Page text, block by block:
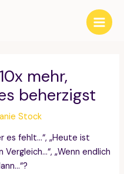
Main
mehr,
beherzigst
Stock
es fehlt…“, „Heute ist
„Wenn endlich